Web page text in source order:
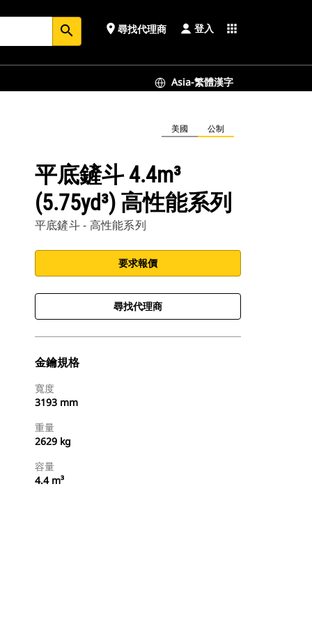
search place 尋找代理商 登入 apps
Asia-繁體漢字
美國 公制
平底鏟斗 4.4m³
(5.75yd³) 高性能系列
平底鏟斗 - 高性能系列
要求報價
尋找代理商
金鑰規格
寬度
3193 mm
重量
2629 kg
容量
4.4 m³